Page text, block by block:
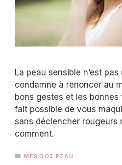
La peau sensible n’est
condamne à renoncer au
bons gestes et les
fait possible de vous
sans déclencher rougeurs
comment.
CATÉGORIES
MES SOS PEAU